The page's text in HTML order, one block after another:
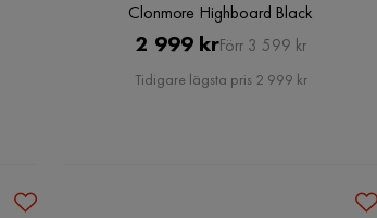
Clonmore Highboard Black
Pris
2 999 krOriginal
Pris
Förr 3 599 kr
Tidigare lägsta pris 2 999 kr